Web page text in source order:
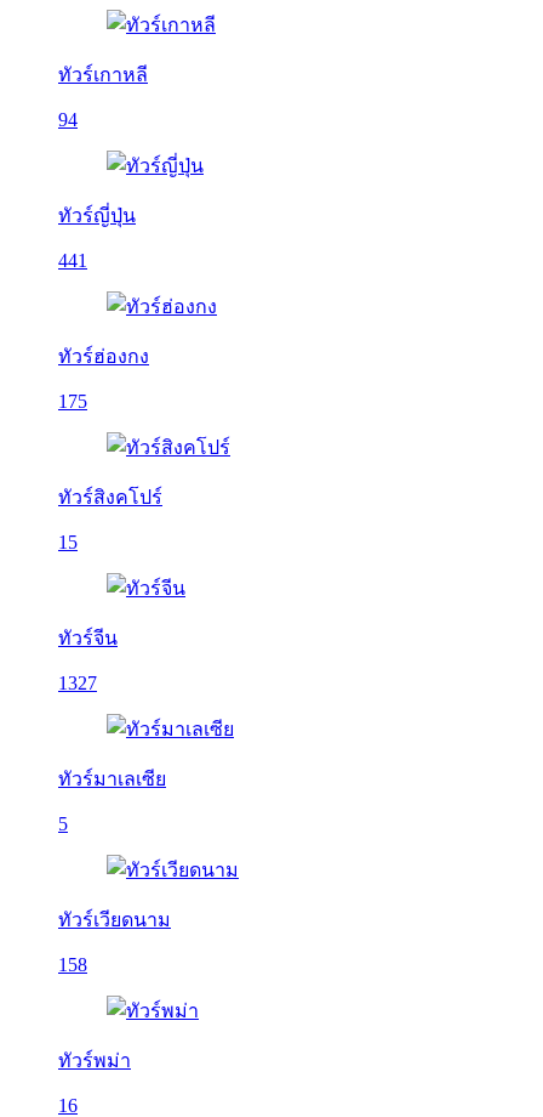
ทัวร์เกาหลี
94
ทัวร์ญี่ปุ่น
441
ทัวร์ฮ่องกง
175
ทัวร์สิงคโปร์
15
ทัวร์จีน
1327
ทัวร์มาเลเซีย
5
ทัวร์เวียดนาม
158
ทัวร์พม่า
16